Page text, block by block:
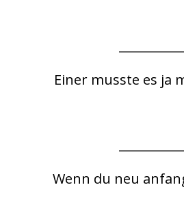
Einer musste es ja
Wenn du neu